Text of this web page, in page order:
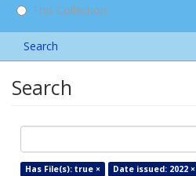
This Collection
Search
Search
Has File(s): true × Date issued: 2022 ×